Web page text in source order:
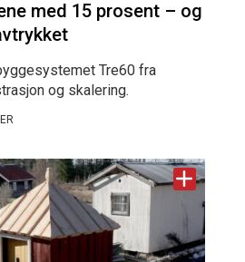
med 15 prosent – og
Tre60 fra
og skalering.